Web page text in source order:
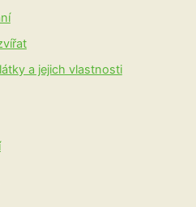
a jejich vlastnosti